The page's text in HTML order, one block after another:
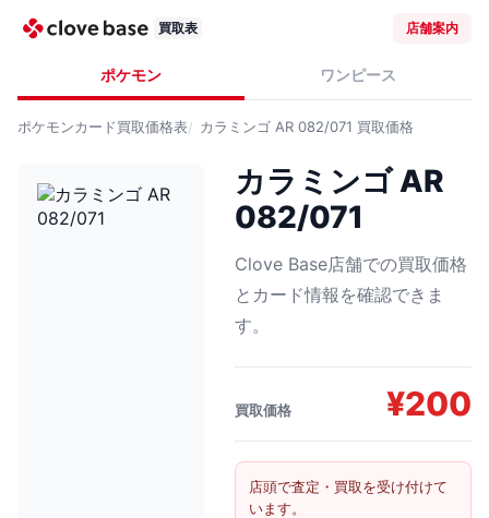
買取表 店舗案内
ポケモン ワンピース
ポケモンカード買取価格表 カラミンゴ AR 082/071 買取価格
カラミンゴ AR
082/071
Clove Base店舗での買取価格
とカード情報を確認できま
す。
買取価格 ¥200
店頭で査定・買取を受け付けて
います。